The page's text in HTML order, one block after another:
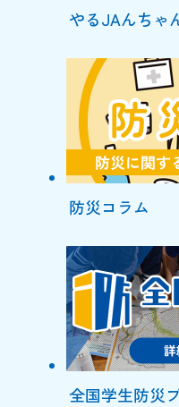
やるJAんちゃ
防災コラム
全国学生防災